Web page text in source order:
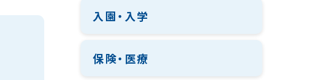
入園・入学
保険・医療